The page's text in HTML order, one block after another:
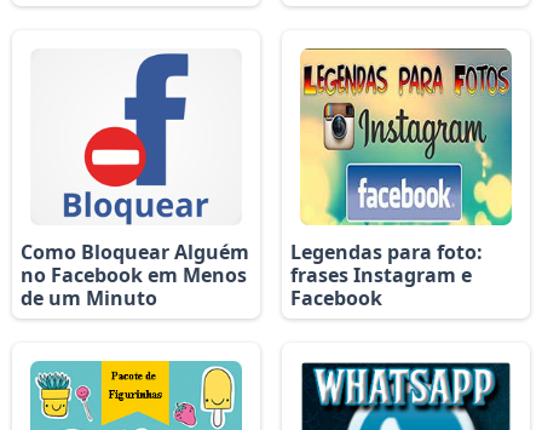
Como Bloquear Alguém
no Facebook em Menos
de um Minuto
Legendas para foto:
frases Instagram e
Facebook